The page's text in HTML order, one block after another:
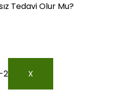
Tedavi Olur Mu?
X